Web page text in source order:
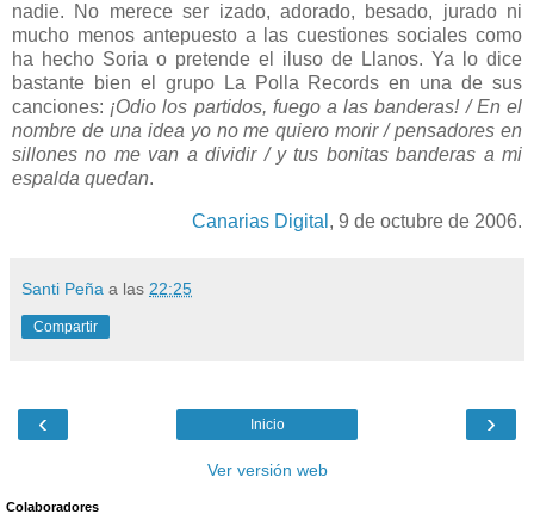
nadie. No merece ser izado, adorado, besado, jurado ni
mucho menos antepuesto a las cuestiones sociales como
ha hecho Soria o pretende el iluso de Llanos. Ya lo dice
bastante bien el grupo
La Polla Records en una de sus
canciones: ¡Odio los partidos, fuego a las banderas! / En el
nombre de una idea yo no me quiero morir / pensadores en
sillones no me van a dividir / y tus bonitas banderas a mi
espalda quedan.
Canarias Digital , 9 de octubre de 2006.
Santi Peña a las 22:25
Compartir
‹ ›
Inicio
Ver versión web
Colaboradores